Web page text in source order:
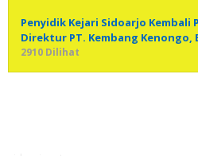
Penyidik Kejari Sidoarjo Kembali
Direktur PT. Kembang Kenongo,
2910 Dilihat